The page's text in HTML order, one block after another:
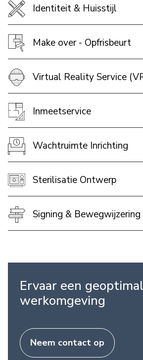
Identiteit & Huisstijl
Make over - Opfrisbeurt
Virtual Reality Service
Inmeetservice
Wachtruimte Inrichting
Sterilisatie Ontwerp
Signing & Bewegwijzering
Ervaar een
werkomgeving
Neem contact op